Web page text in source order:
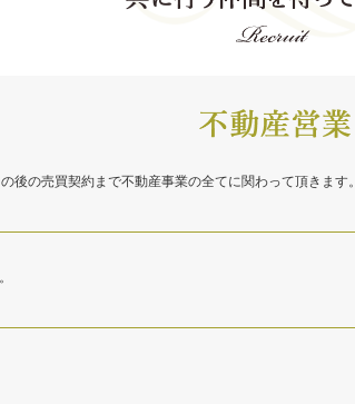
の売買契約まで不動産事業の全てに関わって頂きます。